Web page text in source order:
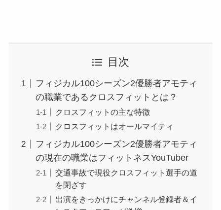
目次
フィジカル100シーズン2優勝者アモティ
の職業であるクロスフィットとは？
クロスフィットの主な特徴
クロスフィットはオールマイティ
フィジカル100シーズン2優勝者アモティ
の現在の職業はフィットネスYouTuber
交通事故で現役クロスフィット選手の道
を閉ざす
出演をきっかけにチャンネル登録者＆イ